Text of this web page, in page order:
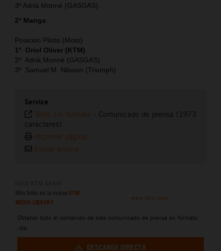
3º Adrià Monné (GASGAS)
2ª Manga
Posición Piloto (Moto)
1º Oriol Oliver (KTM)
2º Adrià Monné (GASGAS)
3º Samuel M. Nilsson (Triumph)
Service
Texto sin formato - Comunicado de prensa (1973
caracteres)
Imprimir página
Enviar enlace
KTM
MEDIA LIBRARY
www.ktm.com
Obtener todo el contenido de este comunicado de prensa en formato
.zip:
DESCARGA DIRECTA